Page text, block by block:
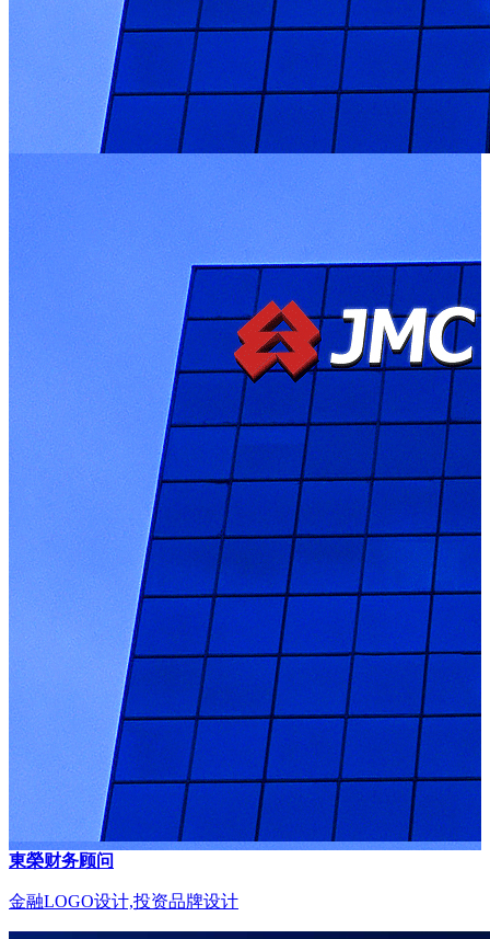
東榮财务顾问
金融LOGO设计,投资品牌设计